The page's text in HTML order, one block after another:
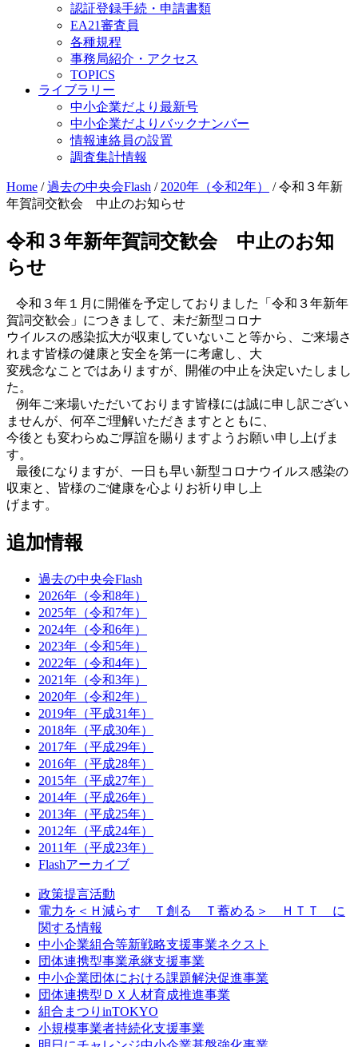
認証登録手続・申請書類
EA21審査員
各種規程
事務局紹介・アクセス
TOPICS
ライブラリー
中小企業だより最新号
中小企業だよりバックナンバー
情報連絡員の設置
調査集計情報
Home /過去の中央会Flash / 2020年（令和2年） /令和３年新
年賀詞交歓会 中止のお知らせ
令和３年新年賀詞交歓会 中止のお知
らせ
令和３年１月に開催を予定しておりました「令和３年新年
賀詞交歓会」につきまして、未だ新型コロナ
ウイルスの感染拡大が収束していないこと等から、ご来場さ
れます皆様の健康と安全を第一に考慮し、大
変残念なことではありますが、開催の中止を決定いたしまし
た。
例年ご来場いただいております皆様には誠に申し訳ござい
ませんが、何卒ご理解いただきますとともに、
今後とも変わらぬご厚誼を賜りますようお願い申し上げま
す。
最後になりますが、一日も早い新型コロナウイルス感染の
収束と、皆様のご健康を心よりお祈り申し上
げます。
追加情報
過去の中央会Flash
2026年（令和8年）
2025年（令和7年）
2024年（令和6年）
2023年（令和5年）
2022年（令和4年）
2021年（令和3年）
2020年（令和2年）
2019年（平成31年）
2018年（平成30年）
2017年（平成29年）
2016年（平成28年）
2015年（平成27年）
2014年（平成26年）
2013年（平成25年）
2012年（平成24年）
2011年（平成23年）
Flashアーカイブ
政策提言活動
電力を＜Ｈ減らす Ｔ創る Ｔ蓄める＞ ＨＴＴ に
関する情報
中小企業組合等新戦略支援事業ネクスト
団体連携型事業承継支援事業
中小企業団体における課題解決促進事業
団体連携型ＤＸ人材育成推進事業
組合まつりinTOKYO
小規模事業者持続化支援事業